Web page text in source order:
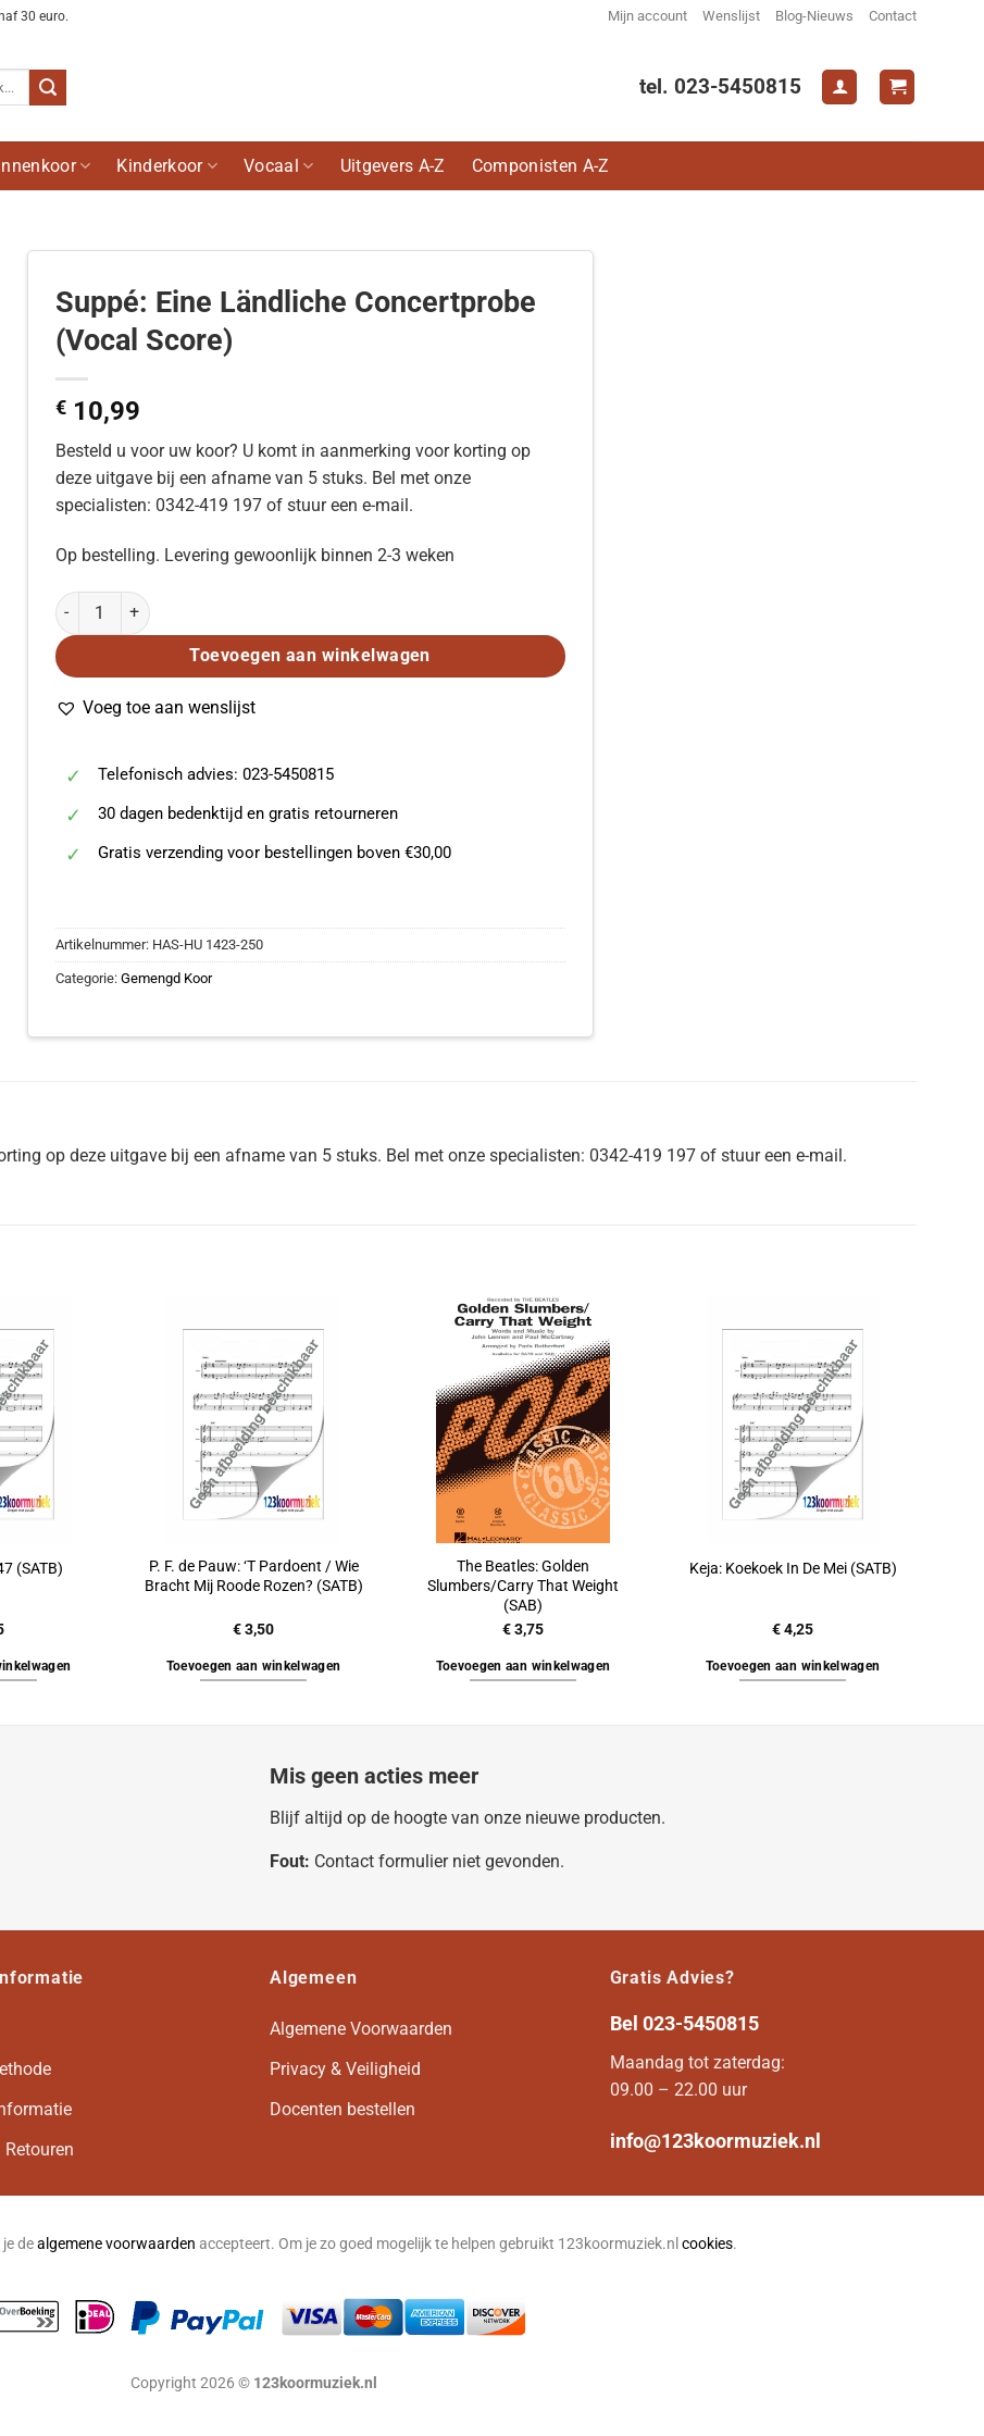
30 euro. Mijn account Wenslijst Blog-Nieuws Contact
tel. 023-5450815
Kinderkoor Vocaal Uitgevers A-Z Componisten A-Z
Suppé: Eine Ländliche Concertprobe
(Vocal Score)
€10,99
Besteld u voor uw koor? U komt in aanmerking voor korting op
deze uitgave bij een afname van 5 stuks. Bel met onze
specialisten: 0342-419 197 of stuur een e-mail.
Op bestelling. Levering gewoonlijk binnen 2-3 weken
Suppé: Eine Ländliche Concertprobe (Vocal Score) aantal
Toevoegen aan winkelwagen
Voeg toe aan wenslijst
Telefonisch advies: 023-5450815
30 dagen bedenktijd en gratis retourneren
Gratis verzending voor bestellingen boven €30,00
Artikelnummer: HAS-HU 1423-250
Categorie: Gemengd Koor
op deze uitgave bij een afname van 5 stuks. Bel met onze specialisten: 0342-419 197 of stuur een e-mail.
(SATB)
P. F. de Pauw: ‘T Pardoent / Wie
Bracht Mij Roode Rozen? (SATB)
€3,50
Toevoegen aan winkelwagen
The Beatles: Golden
Slumbers/Carry That Weight
(SAB)
€3,75
Toevoegen aan winkelwagen
Keja: Koekoek In De Mei (SATB)
€4,25
Toevoegen aan winkelwagen
Mis geen acties meer
Blijf altijd op de hoogte van onze nieuwe producten.
Fout: Contact formulier niet gevonden.
Retouren
Algemeen
Algemene Voorwaarden
Privacy & Veiligheid
Docenten bestellen
Gratis Advies?
Bel 023-5450815
Maandag tot zaterdag:
09.00 – 22.00 uur
info@123koormuziek.nl
dealgemene voorwaarden accepteert. Om je zo goed mogelijk te helpen gebruikt 123koormuziek.nl cookies.
Copyright 2026 © 123koormuziek.nl